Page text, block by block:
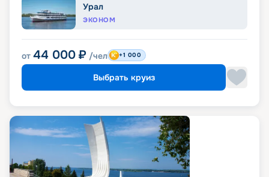
Урал
ЭКОНОМ
от 44 000 ₽ /чел +1 000
Выбрать круиз